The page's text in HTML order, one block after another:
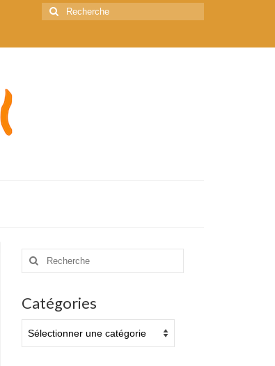
Rechercher
:
Rechercher
Catégories